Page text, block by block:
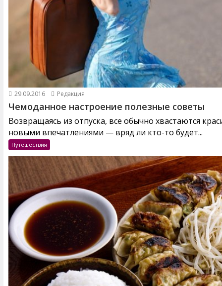
29.09.2016 Редакция
Чемоданное настроение полезные советы
Возвращаясь из отпуска, все обычно хвастаются
новыми впечатлениями — вряд ли кто-то будет...
Путешествия